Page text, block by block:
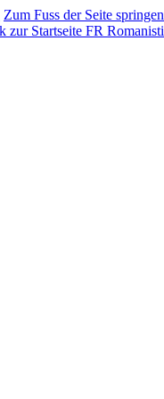
Zum Fuss der Seite springen
FR